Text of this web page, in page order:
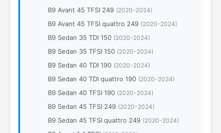
B9 Avant 45 TFSI 249 (2020-2024)
B9 Avant 45 TFSI quattro 249 (2020-2024)
B9 Sedan 35 TDI 150 (2020-2024)
B9 Sedan 35 TFSI 150 (2020-2024)
B9 Sedan 40 TDI 190 (2020-2024)
B9 Sedan 40 TDI quattro 190 (2020-2024)
B9 Sedan 40 TFSI 190 (2020-2024)
B9 Sedan 45 TFSI 249 (2020-2024)
B9 Sedan 45 TFSI quattro 249 (2020-2024)